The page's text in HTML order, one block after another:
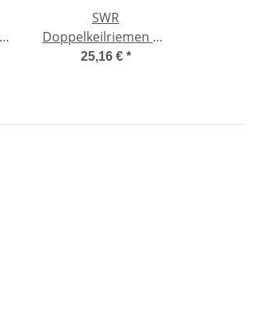
SWR
Doppelkeilriemen AA
116
25,16 € *